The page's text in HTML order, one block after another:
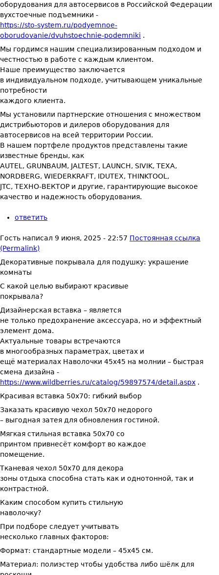
оборудования для автосервисов в Российской Федерации
вухстоечные подъемники -
https://sto-system.ru/podyemnoe-
oborudovanie/dvuhstoechnie-podemniki .
Мы гордимся нашим специализированным подходом и
честностью в работе с каждым клиентом.
Наше преимущество заключается
в индивидуальном подходе, учитывающем уникальные
потребности
каждого клиента.
Мы установили партнерские отношения с множеством
дистрибьюторов и дилеров оборудования для
автосервисов на всей территории России.
В нашем портфеле продуктов представлены такие
известные бренды, как
AUTEL, GRUNBAUM, JALTEST, LAUNCH, SIVIK, TEXA,
NORDBERG, WIEDERKRAFT, IDUTEX, THINKTOOL,
JTC, ТЕХНО-ВЕКТОР и другие, гарантирующие высокое
качество и надежность оборудования.
ответить
Гость написал 9 июня, 2025 - 22:57 Постоянная ссылка
(Permalink)
Декоративные покрывала для подушку: украшение
комнаты
С какой целью выбирают красивые
покрывала?
Дизайнерская вставка – является
не только предохранение аксессуара, но и эффектный
элемент дома.
Актуальные товары встречаются
в многообразных параметрах, цветах и
ещё материалах Наволочки 45х45 на молнии – быстрая
смена дизайна -
https://www.wildberries.ru/catalog/59897574/detail.aspx .
Красивая вставка 50х70: гибкий выбор
Заказать красивую чехол 50х70 недорого
– выгодная затея для обновления гостиной.
Мягкая стильная вставка 50х70 со
принтом привнесёт комфорт во каждое
помещение.
Тканевая чехол 50х70 для декора
зоны отдыха способна стать как и однотонной, так и
контрастной.
Каким способом купить стильную
наволочку?
При подборе следует учитывать
несколько главных факторов:
Формат: стандартные модели – 45х45 см.
Материал: полиэстер чтобы удобства либо шёлк для